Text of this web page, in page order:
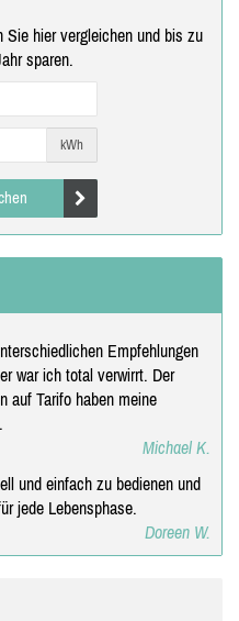
Sie hier vergleichen und bis zu
sparen.
kWh
Empfehlungen
war ich total verwirrt. Der
auf Tarifo haben meine
Michael K.
und einfach zu bedienen und
jede Lebensphase.
Doreen W.